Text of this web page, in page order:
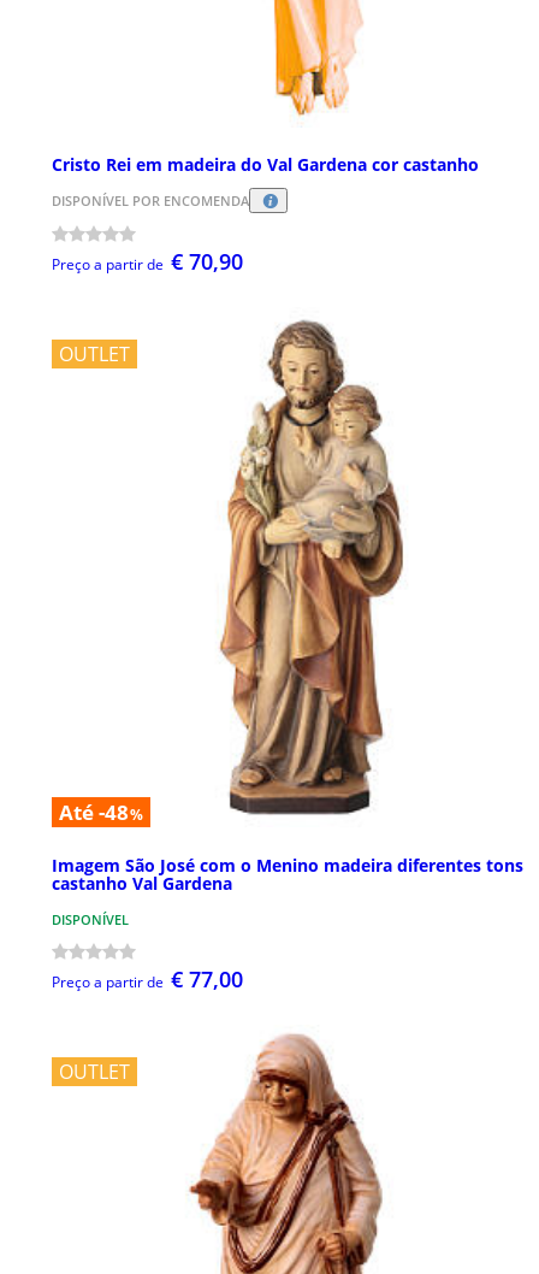
Cristo Rei em madeira do Val Gardena cor castanho
DISPONÍVEL POR ENCOMENDA
Preço a partir de € 70,90
OUTLET
Até -48%
Imagem São José com o Menino madeira diferentes tons
castanho Val Gardena
DISPONÍVEL
Preço a partir de € 77,00
OUTLET